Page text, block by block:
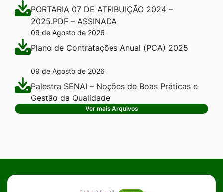
PORTARIA 07 DE ATRIBUIÇÃO 2024 –
2025.PDF – ASSINADA
09 de Agosto de 2026
Plano de Contratações Anual (PCA) 2025
09 de Agosto de 2026
Palestra SENAI – Noções de Boas Práticas e
Gestão da Qualidade
Ver mais Arquivos